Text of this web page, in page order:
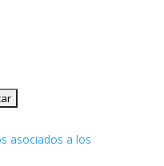
asociados a los